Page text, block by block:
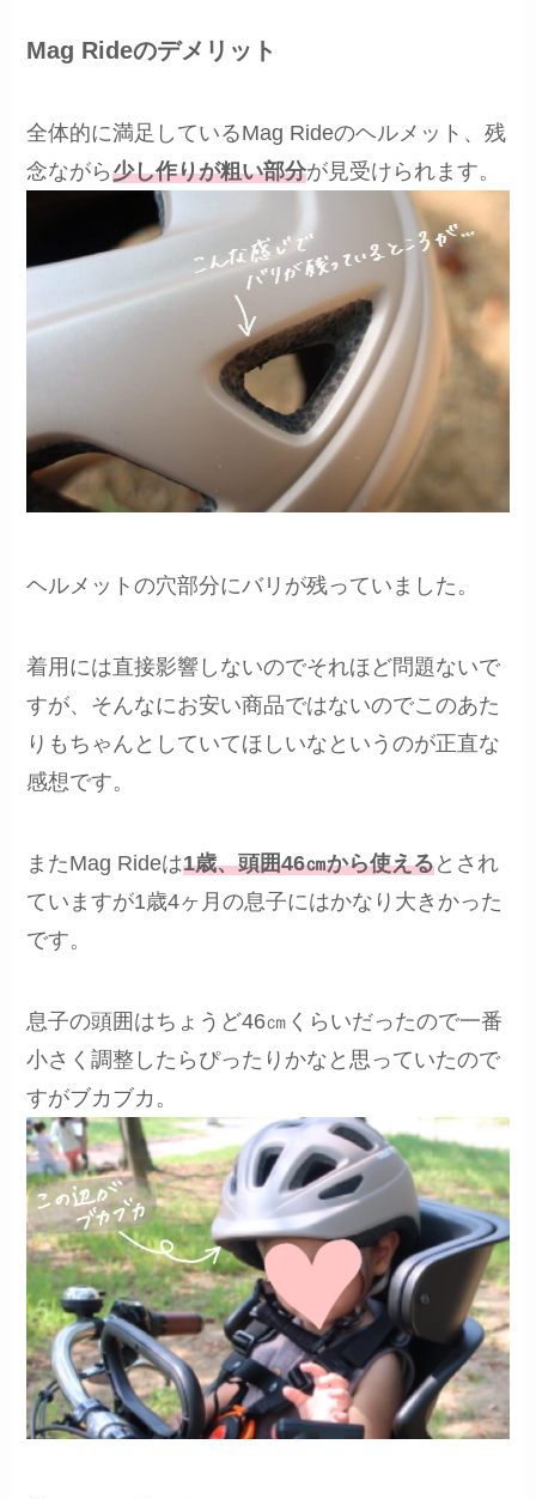
Mag Rideのデメリット
全体的に満足しているMag Rideのヘルメット、残
念ながら少し作りが粗い部分が見受けられます。
ヘルメットの穴部分にバリが残っていました。
着用には直接影響しないのでそれほど問題ないで
すが、そんなにお安い商品ではないのでこのあた
りもちゃんとしていてほしいなというのが正直な
感想です。
またMag Rideは1歳、頭囲46㎝から使えるとされ
ていますが1歳4ヶ月の息子にはかなり大きかった
です。
息子の頭囲はちょうど46㎝くらいだったので一番
小さく調整したらぴったりかなと思っていたので
すがブカブカ。